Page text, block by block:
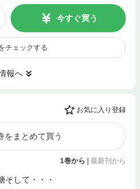
今すぐ買う
チェックする
報へ
お気に入り登録
をまとめて買う
1巻から 最新刊から
そして・・・